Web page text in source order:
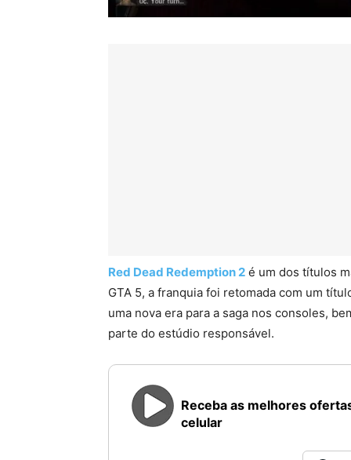
Red Dead Redemption 2 é um dos títulos
GTA 5, a franquia foi retomada com um
uma nova era para a saga nos consoles,
parte do estúdio responsável.
Receba as melhores
celular